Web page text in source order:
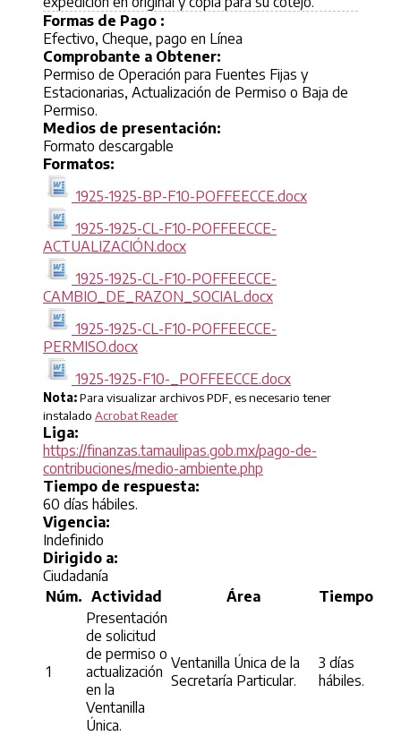
Formas de Pago :
Efectivo, Cheque, pago en Línea
Comprobante a Obtener:
Permiso de Operación para Fuentes Fijas y
Estacionarias, Actualización de Permiso o Baja de
Permiso.
Medios de presentación:
Formato descargable
Formatos:
1925-1925-BP-F10-POFFEECCE.docx
1925-1925-CL-F10-POFFEECCE-
ACTUALIZACIÓN.docx
1925-1925-CL-F10-POFFEECCE-
CAMBIO_DE_RAZON_SOCIAL.docx
1925-1925-CL-F10-POFFEECCE-
PERMISO.docx
1925-1925-F10-_POFFEECCE.docx
Nota:Para visualizar archivos PDF, es necesario tener
instalado Acrobat Reader
Liga:
https://finanzas.tamaulipas.gob.mx/pago-de-
contribuciones/medio-ambiente.php
Tiempo de respuesta:
60 días hábiles.
Vigencia:
Indefinido
Dirigido a:
Ciudadanía
Núm. Actividad Área Tiempo
1
Presentación
de solicitud
de permiso o
actualización
en la
Ventanilla
Única.
Ventanilla Única de la
Secretaría Particular.
3 días
hábiles.